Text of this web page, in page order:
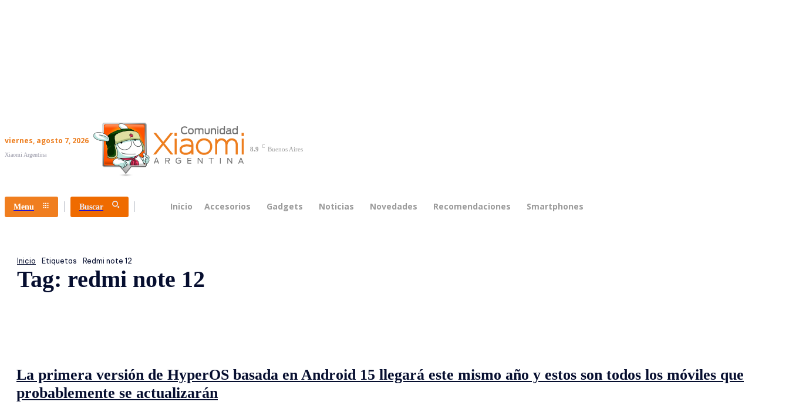
viernes, agosto 7, 2026
Xiaomi Argentina
8.9 C Buenos Aires
Menu Buscar Inicio Accesorios Gadgets Noticias Novedades Recomendaciones Smartphones
Inicio Etiquetas Redmi note 12
Tag: redmi note 12
La primera versión de HyperOS basada en Android 15 llegará este mismo año y estos son todos los móviles que
probablemente se actualizarán